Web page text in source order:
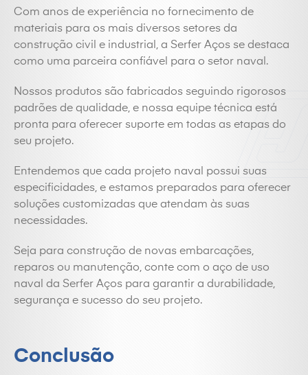
Com anos de experiência no fornecimento de
materiais para os mais diversos setores da
construção civil e industrial, a Serfer Aços se destaca
como uma parceira confiável para o setor naval.
Nossos produtos são fabricados seguindo rigorosos
padrões de qualidade, e nossa equipe técnica está
pronta para oferecer suporte em todas as etapas do
seu projeto.
Entendemos que cada projeto naval possui suas
especificidades, e estamos preparados para oferecer
soluções customizadas que atendam às suas
necessidades.
Seja para construção de novas embarcações,
reparos ou manutenção, conte com o aço de uso
naval da Serfer Aços para garantir a durabilidade,
segurança e sucesso do seu projeto.
Conclusão